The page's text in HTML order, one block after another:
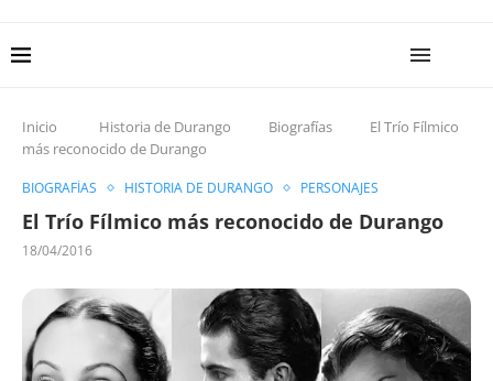
Inicio Historia de Durango Biografías
El Trío Fílmico
más reconocido de Durango
BIOGRAFÍAS HISTORIA DE DURANGO PERSONAJES
El Trío Fílmico más reconocido de Durango
18/04/2016